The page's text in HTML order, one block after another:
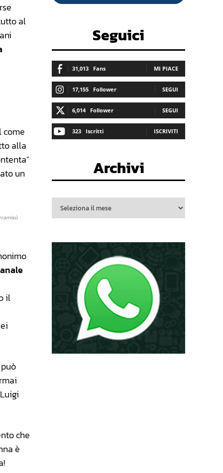
al
come
alla
un
il
che
è
Seguici
31,013 Fans MI PIACE
17,155 Follower SEGUI
6,014 Follower SEGUI
323 Iscritti ISCRIVITI
Archivi